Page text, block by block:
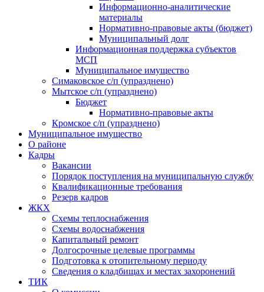
Информационно-аналитические
материалы
Нормативно-правовые акты (бюджет)
Муниципальный долг
Информационная поддержка субъектов
МСП
Муниципальное имущество
Симаковское с/п (упразднено)
Мытское с/п (упразднено)
Бюджет
Нормативно-правовые акты
Кромское с/п (упразднено)
Муниципальное имущество
О районе
Кадры
Вакансии
Порядок поступления на муниципальную службу
Квалификационные требования
Резерв кадров
ЖКХ
Схемы теплоснабжения
Схемы водоснабжения
Капитальный ремонт
Долгосрочные целевые программы
Подготовка к отопительному периоду
Сведения о кладбищах и местах захоронений
ТИК